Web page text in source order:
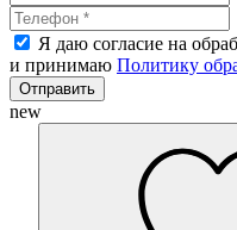
Я даю согласие на
и принимаю Политику
Отправить
new